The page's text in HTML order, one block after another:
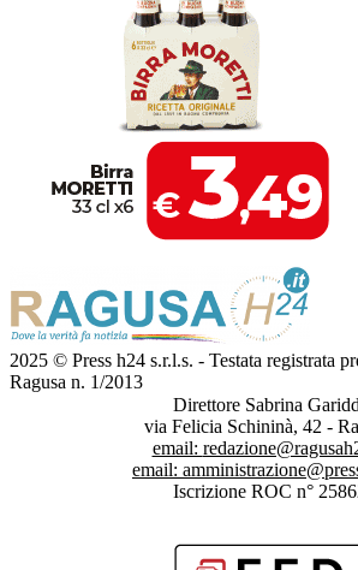
2025 © Press h24 s.r.l.s. - Testata registrata
Ragusa n. 1/2013
Direttore Sabrina
via Felicia Schininà, 42 -
email:
email:
Iscrizione ROC n°